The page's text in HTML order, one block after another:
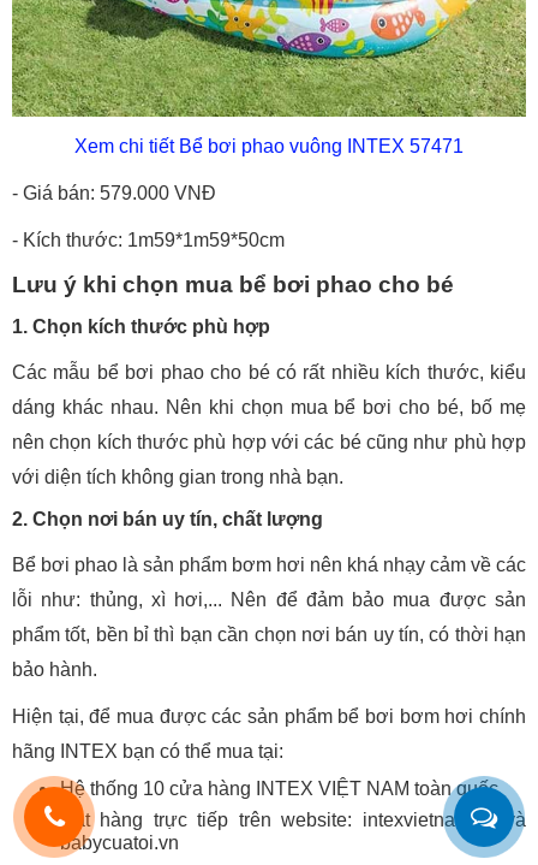
Xem chi tiết Bể bơi phao vuông INTEX 57471
- Giá bán: 579.000 VNĐ
- Kích thước: 1m59*1m59*50cm
Lưu ý khi chọn mua bể bơi phao cho bé
1. Chọn kích thước phù hợp
Các mẫu bể bơi phao cho bé có rất nhiều kích thước, kiểu
dáng khác nhau. Nên khi chọn mua bể bơi cho bé, bố mẹ
nên chọn kích thước phù hợp với các bé cũng như phù hợp
với diện tích không gian trong nhà bạn.
2. Chọn nơi bán uy tín, chất lượng
Bể bơi phao là sản phẩm bơm hơi nên khá nhạy cảm về các
lỗi như: thủng, xì hơi,... Nên để đảm bảo mua được sản
phẩm tốt, bền bỉ thì bạn cần chọn nơi bán uy tín, có thời hạn
bảo hành.
Hiện tại, để mua được các sản phẩm bể bơi bơm hơi chính
hãng INTEX bạn có thể mua tại:
Hệ thống 10 cửa hàng INTEX VIỆT NAM toàn quốc
Đặt hàng trực tiếp trên website: intexvietnam.vn và
babycuatoi.vn